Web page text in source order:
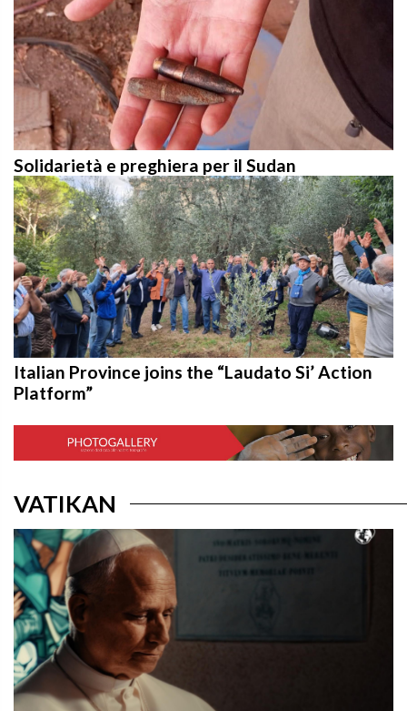
Solidarietà e preghiera per il Sudan
Italian Province joins the “Laudato Si’ Action
Platform”
VATIKAN